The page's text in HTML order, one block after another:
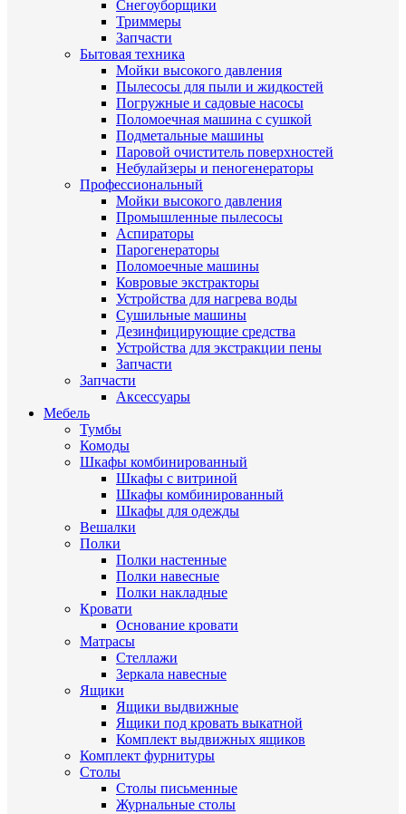
Снегоуборщики
Триммеры
Запчасти
Бытовая техника
Мойки высокого давления
Пылесосы для пыли и жидкостей
Погружные и садовые насосы
Поломоечная машина с сушкой
Подметальные машины
Паровой очиститель поверхностей
Небулайзеры и пеногенераторы
Профессиональный
Мойки высокого давления
Промышленные пылесосы
Аспираторы
Парогенераторы
Поломоечные машины
Ковровые экстракторы
Устройства для нагрева воды
Сушильные машины
Дезинфицирующие средства
Устройства для экстракции пены
Запчасти
Запчасти
Аксессуары
Мебель
Тумбы
Комоды
Шкафы комбинированный
Шкафы с витриной
Шкафы комбинированный
Шкафы для одежды
Вешалки
Полки
Полки настенные
Полки навесные
Полки накладные
Кровати
Основание кровати
Матрасы
Стеллажи
Зеркала навесные
Ящики
Ящики выдвижные
Ящики под кровать выкатной
Комплект выдвижных ящиков
Комплект фурнитуры
Столы
Столы письменные
Журнальные cтолы